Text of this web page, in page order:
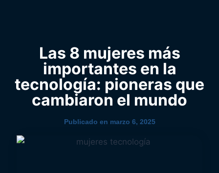
Las 8 mujeres más
importantes en la
tecnología: pioneras que
cambiaron el mundo
Publicado en marzo 6, 2025